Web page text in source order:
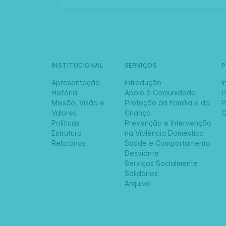
INSTITUCIONAL
Apresentação
História
Missão, Visão e
Valores
Políticas
Estrutura
Relatórios
SERVIÇOS
Introdução
Apoio à Comunidade
Proteção da Família e da
Criança
Prevenção e Intervenção
na Violência Doméstica
Saúde e Comportamento
Desviante
Serviços Socialmente
Solidários
Arquivo